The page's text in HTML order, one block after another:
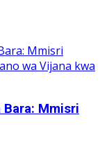
Bara: Mmisri